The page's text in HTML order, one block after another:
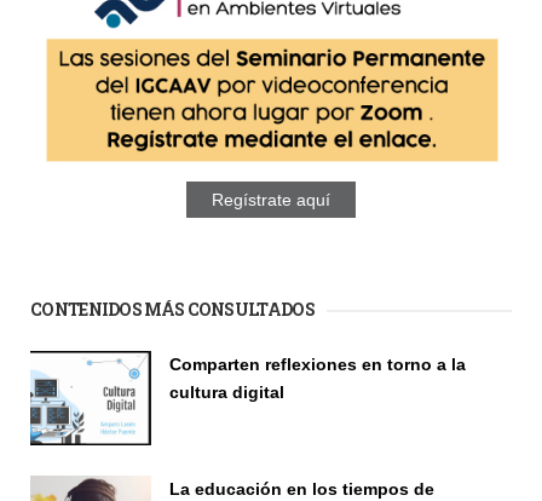
Regístrate aquí
CONTENIDOS MÁS CONSULTADOS
Comparten reflexiones en torno a la
cultura digital
La educación en los tiempos de